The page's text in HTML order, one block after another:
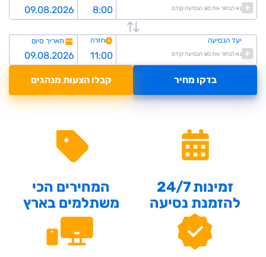
נא לבחור את סוג הנסיעה קודם
נא לבחור את סוג הנסיעה קודם
יעד הנסיעה חזרה תאריך סיום
בדקו מחיר קבלו הצעות מנהגים
זמינות 24/7
להזמנת נסיעה
המחירים הכי
משתלמים בארץ